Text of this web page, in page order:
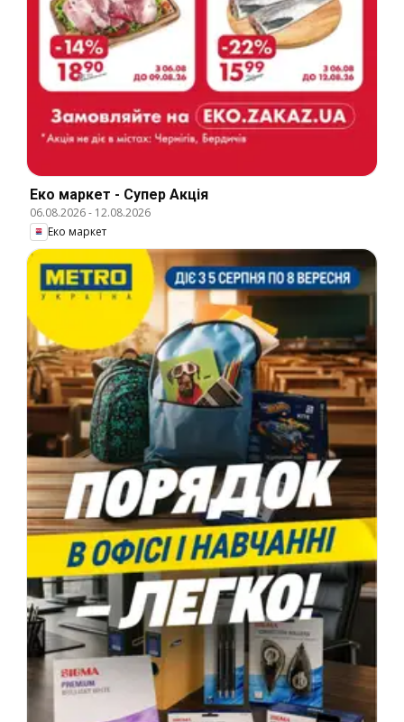
Еко маркет - Супер Акція
06.08.2026- 12.08.2026
Еко маркет